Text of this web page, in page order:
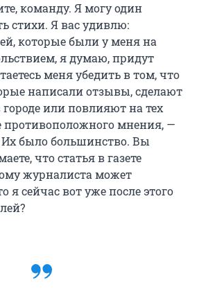
команду. Я могу один
стихи. Я вас удивлю:
которые были у меня на
я думаю, придут
меня убедить в том, что
написали отзывы, сделают
или повлияют на тех
противоположного мнения, —
Их было большинство. Вы
что статья в газете
журналиста может
я сейчас вот уже после этого